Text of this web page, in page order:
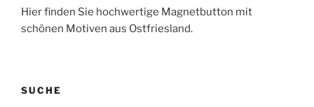
Hier finden Sie hochwertige Magnetbutton mit
schönen Motiven aus Ostfriesland.
SUCHE